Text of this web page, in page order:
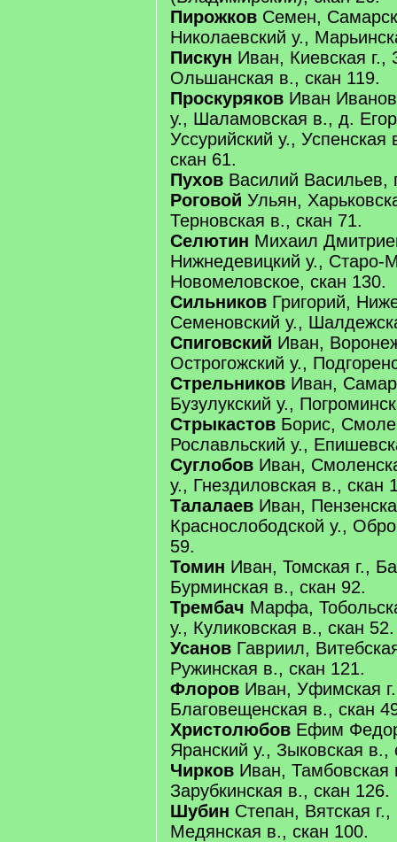
Пирожков Семен,
Николаевский у.,
Пискун Иван, Киевская г.,
Ольшанская в., скан 119.
Проскуряков Иван
у., Шаламовская в., д.
Уссурийский у.,
скан 61.
Пухов Василий Васильев,
Роговой Ульян,
Терновская в., скан 71.
Селютин Михаил
Нижнедевицкий у., Старо-
Новомеловское, скан 130.
Сильников Григорий,
Семеновский у.,
Спиговский Иван,
Острогожский у.,
Стрельников Иван,
Бузулукский у.,
Стрыкастов Борис,
Рославльский у.,
Суглобов Иван,
у., Гнездиловская в., скан
Талалаев Иван,
Краснослободской у.,
59.
Томин Иван, Томская г.,
Бурминская в., скан 92.
Трембач Марфа,
у., Куликовская в., скан 52.
Усанов Гавриил,
Ружинская в., скан 121.
Флоров Иван, Уфимская
Благовещенская в., скан
Христолюбов Ефим
Яранский у., Зыковская в.,
Чирков Иван, Тамбовская
Зарубкинская в., скан 126.
Шубин Степан, Вятская г.,
Медянская в., скан 100.